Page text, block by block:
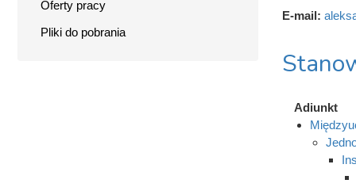
Oferty pracy
Pliki do pobrania
E-mail:
Adiunkt